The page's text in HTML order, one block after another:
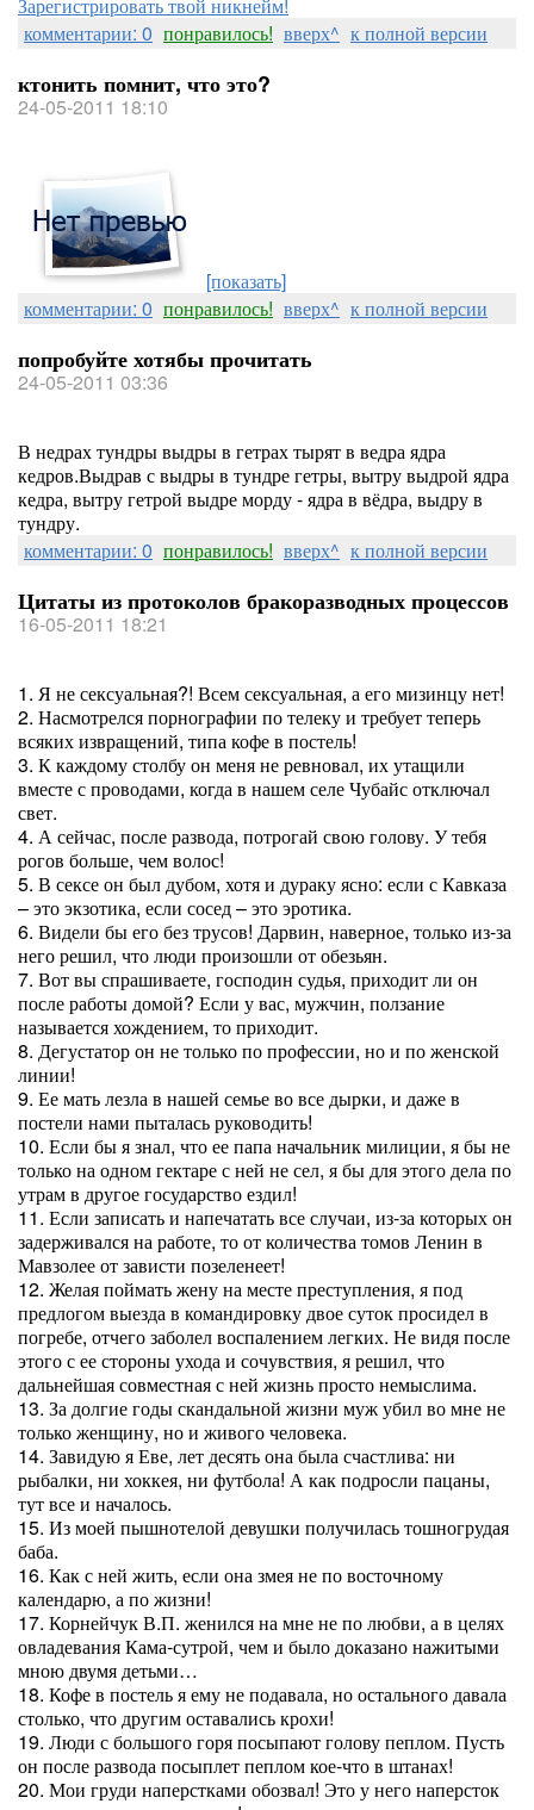
комментарии: 0 понравилось! вверх^ к полной версии
ктонить помнит, что это?
24-05-2011 18:10
[показать]
комментарии: 0 понравилось! вверх^ к полной версии
попробуйте хотябы прочитать
24-05-2011 03:36
В недрах тундры выдры в гетрах тырят в ведра ядра
кедров.Выдрав с выдры в тундре гетры, вытру выдрой ядра
кедра, вытру гетрой выдре морду - ядра в вёдра, выдру в
тундру.
комментарии: 0 понравилось! вверх^ к полной версии
Цитаты из протоколов бракоразводных процессов
16-05-2011 18:21
1. Я не сексуальная?! Всем сексуальная, а его мизинцу нет!
2. Насмотрелся порнографии по телеку и требует теперь
всяких извращений, типа кофе в постель!
3. К каждому столбу он меня не ревновал, их утащили
вместе с проводами, когда в нашем селе Чубайс отключал
свет.
4. А сейчас, после развода, потрогай свою голову. У тебя
рогов больше, чем волос!
5. В сексе он был дубом, хотя и дураку ясно: если с Кавказа
– это экзотика, если сосед – это эротика.
6. Видели бы его без трусов! Дарвин, наверное, только из-за
него решил, что люди произошли от обезьян.
7. Вот вы спрашиваете, господин судья, приходит ли он
после работы домой? Если у вас, мужчин, ползание
называется хождением, то приходит.
8. Дегустатор он не только по профессии, но и по женской
линии!
9. Ее мать лезла в нашей семье во все дырки, и даже в
постели нами пыталась руководить!
10. Если бы я знал, что ее папа начальник милиции, я бы не
только на одном гектаре с ней не сел, я бы для этого дела по
утрам в другое государство ездил!
11. Если записать и напечатать все случаи, из-за которых он
задерживался на работе, то от количества томов Ленин в
Мавзолее от зависти позеленеет!
12. Желая поймать жену на месте преступления, я под
предлогом выезда в командировку двое суток просидел в
погребе, отчего заболел воспалением легких. Не видя после
этого с ее стороны ухода и сочувствия, я решил, что
дальнейшая совместная с ней жизнь просто немыслима.
13. За долгие годы скандальной жизни муж убил во мне не
только женщину, но и живого человека.
14. Завидую я Еве, лет десять она была счастлива: ни
рыбалки, ни хоккея, ни футбола! А как подросли пацаны,
тут все и началось.
15. Из моей пышнотелой девушки получилась тошногрудая
баба.
16. Как с ней жить, если она змея не по восточному
календарю, а по жизни!
17. Корнейчук В.П. женился на мне не по любви, а в целях
овладевания Кама-сутрой, чем и было доказано нажитыми
мною двумя детьми…
18. Кофе в постель я ему не подавала, но остального давала
столько, что другим оставались крохи!
19. Люди с большого горя посыпают голову пеплом. Пусть
он после развода посыплет пеплом кое-что в штанах!
20. Мои груди наперстками обозвал! Это у него наперсток